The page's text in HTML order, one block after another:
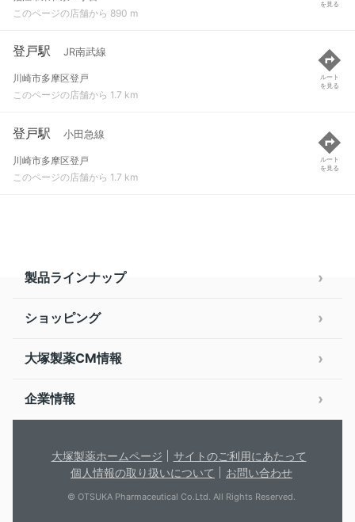
このページの店舗から 890 m
を見る
登戸駅 JR南武線
川崎市多摩区登戸
このページの店舗から 1.7 km
ルート
を見る
登戸駅 小田急線
川崎市多摩区登戸
このページの店舗から 1.7 km
ルート
を見る
製品ラインナップ
ショッピング
大塚製薬CM情報
企業情報
大塚製薬ホームページ
サイトのご利用にあたって
個人情報の取り扱いについて
お問い合わせ
© OTSUKA Pharmaceutical Co.Ltd. All Rights Reserved.